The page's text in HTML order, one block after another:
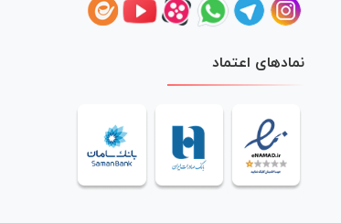
نمادهای اعتماد